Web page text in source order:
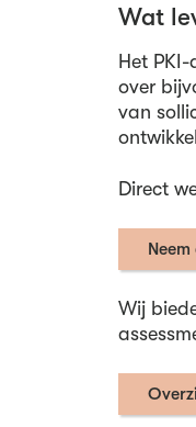
Wat
Het
over
van
Direct
Wij